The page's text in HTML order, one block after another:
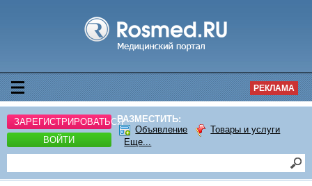
РЕКЛАМА
ЗАРЕГИСТРИРОВАТЬСЯ
ВОЙТИ
РАЗМЕСТИТЬ:
Объявление
Товары и услуги
Еще...